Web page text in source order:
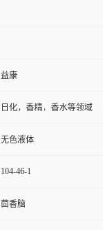
益康
日化，香精，香水等领域
无色液体
104-46-1
茴香脑